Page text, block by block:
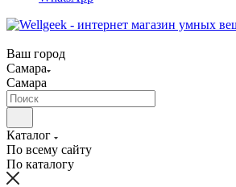
Ваш город
Самара
Самара
Каталог
По всему сайту
По каталогу